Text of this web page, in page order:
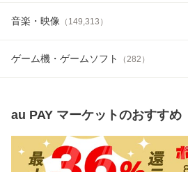
音楽・映像 （ 149,313 ）
ゲーム機・ゲームソフト （282 ）
au PAY マーケットのおすすめ